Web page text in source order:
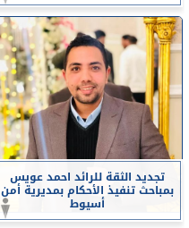
تجديد الثقة للرائد احمد عويس
بمباحث تنفيذ الأحكام بمديرية أمن
أسيوط